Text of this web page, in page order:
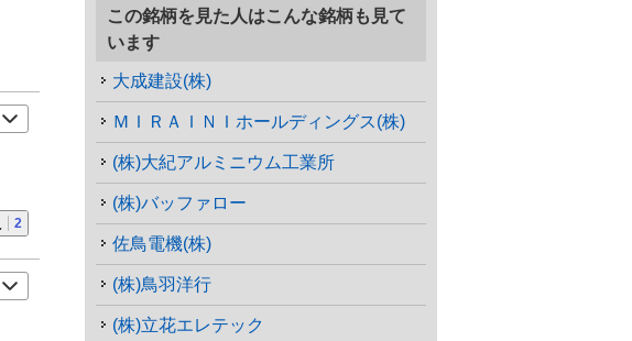
2
この銘柄を見た人はこんな銘柄も見て
います
大成建設(株)
ＭＩＲＡＩＮＩホールディングス(株)
(株)大紀アルミニウム工業所
(株)バッファロー
佐鳥電機(株)
(株)鳥羽洋行
(株)立花エレテック